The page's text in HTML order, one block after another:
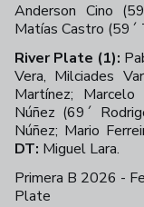
Anderson Cino
Matías Castro (59´
River Plate (1):
Vera, Milciades
Martínez;
Núñez (69´
Núñez; Mario
DT: Miguel Lara.
Primera B 2026 -
Plate